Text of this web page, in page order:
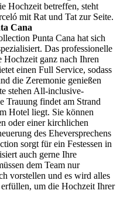
Hochzeit betreffen, steht
mit Rat und Tat zur Seite.
Cana
Punta Cana hat sich
Das professionelle
Hochzeit ganz nach Ihren
einen Full Service, sodass
die Zeremonie genießen
stehen All-inclusive-
Trauung findet am Strand
Hotel liegt. Sie können
oder einer kirchlichen
des Eheversprechens
sorgt für ein Festessen in
auch gerne Ihre
dem Team nur
vorstellen und es wird alles
um die Hochzeit Ihrer